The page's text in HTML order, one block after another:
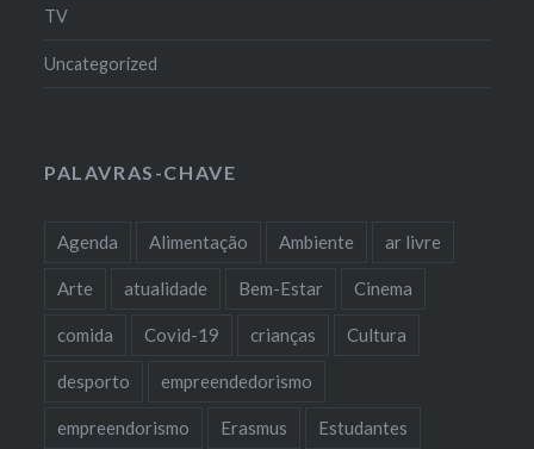
TV
Uncategorized
PALAVRAS-CHAVE
Agenda Alimentação Ambiente ar livre
Arte atualidade Bem-Estar Cinema
comida Covid-19 crianças Cultura
desporto empreendedorismo
empreendorismo Erasmus Estudantes